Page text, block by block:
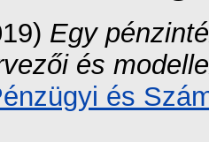
Egy
és
és